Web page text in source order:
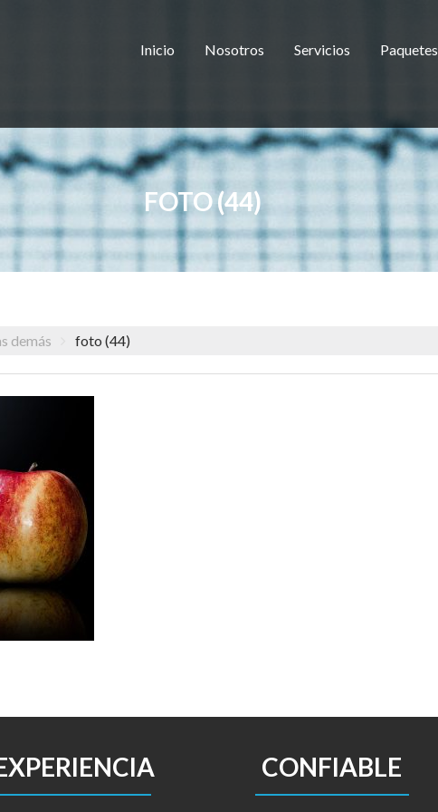
Inicio
Nosotros Servicios Paquetes
FOTO (44)
demás foto (44)
CONFIABLE